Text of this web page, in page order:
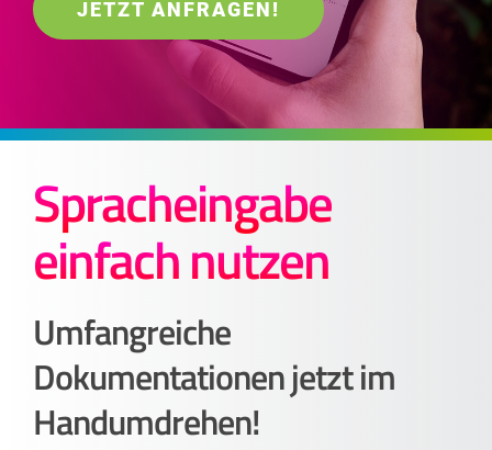
JETZT ANFRAGEN!
Spracheingabe
einfach nutzen
Umfangreiche
Dokumentationen jetzt im
Handumdrehen!